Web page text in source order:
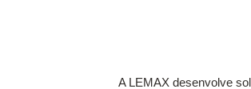
A LEMAX desenvolve